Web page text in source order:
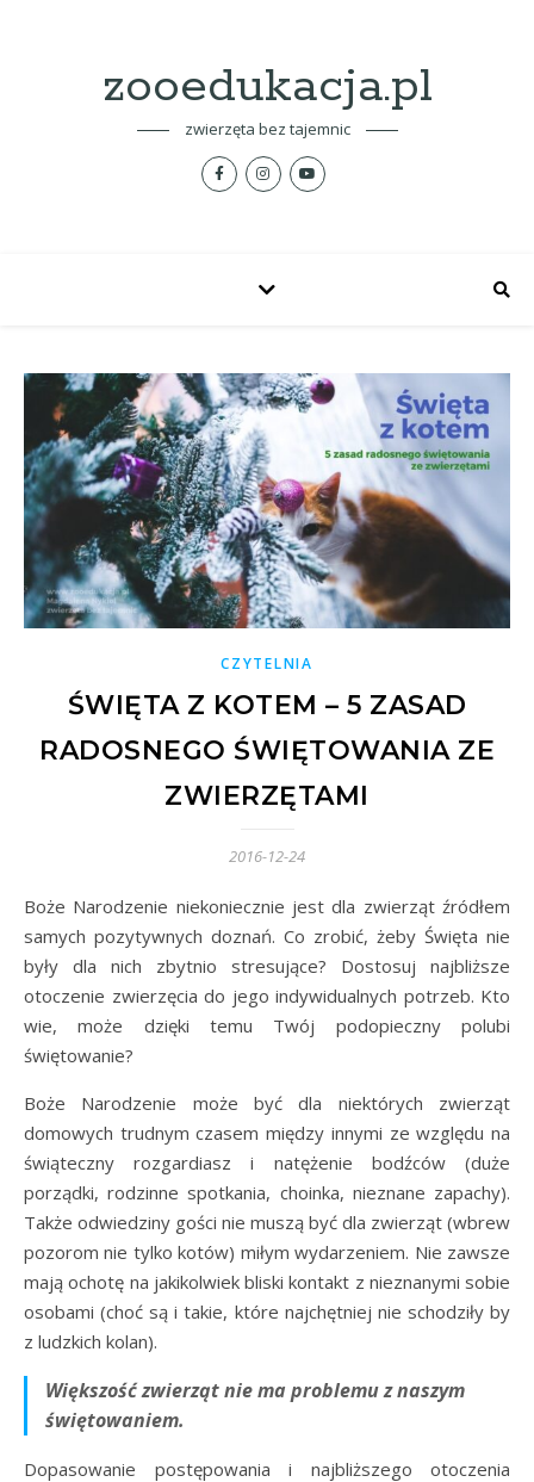
zooedukacja.pl
zwierzęta bez tajemnic
CZYTELNIA
ŚWIĘTA Z KOTEM – 5 ZASAD
RADOSNEGO ŚWIĘTOWANIA ZE
ZWIERZĘTAMI
2016-12-24
Boże Narodzenie niekoniecznie jest dla zwierząt źródłem
samych pozytywnych doznań. Co zrobić, żeby Święta nie
były dla nich zbytnio stresujące? Dostosuj najbliższe
otoczenie zwierzęcia do jego indywidualnych potrzeb. Kto
wie, może dzięki temu Twój podopieczny polubi
świętowanie?
Boże Narodzenie może być dla niektórych zwierząt
domowych trudnym czasem między innymi ze względu na
świąteczny rozgardiasz i natężenie bodźców (duże
porządki, rodzinne spotkania, choinka, nieznane zapachy).
Także odwiedziny gości nie muszą być dla zwierząt (wbrew
pozorom nie tylko kotów) miłym wydarzeniem. Nie zawsze
mają ochotę na jakikolwiek bliski kontakt z nieznanymi sobie
osobami (choć są i takie, które najchętniej nie schodziły by
z ludzkich kolan).
Większość zwierząt nie ma problemu z naszym
świętowaniem.
Dopasowanie postępowania i najbliższego otoczenia